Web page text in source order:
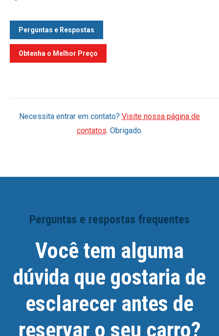
Perguntas e Respostas
Obtenha o Melhor Preço
Necessita entrar em contato? Visite nossa página de
contatos. Obrigado.
Perguntas e respostas frequentes
Você tem alguma
dúvida que gostaria de
esclarecer antes de
reservar o seu carro?